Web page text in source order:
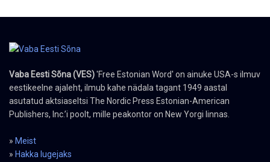
Vaba Eesti Sõna (VES)'Free Estonian Word' on ainuke USA-s ilmuv
eestikeelne ajaleht, ilmub kahe nädala tagant 1949 aastal
asutatud aktsiaseltsi The Nordic Press Estonian-American
Publishers, Inc.’i poolt, mille peakontor on New Yorgi linnas.
» Meist
» Hakka lugejaks